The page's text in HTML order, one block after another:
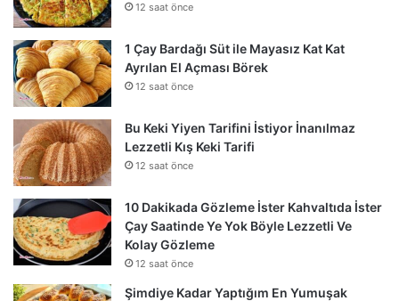
12 saat önce
1 Çay Bardağı Süt ile Mayasız Kat Kat
Ayrılan El Açması Börek
12 saat önce
Bu Keki Yiyen Tarifini İstiyor İnanılmaz
Lezzetli Kış Keki Tarifi
12 saat önce
10 Dakikada Gözleme İster Kahvaltıda İster
Çay Saatinde Ye Yok Böyle Lezzetli Ve
Kolay Gözleme
12 saat önce
Şimdiye Kadar Yaptığım En Yumuşak